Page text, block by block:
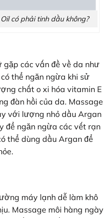
có phải tinh dầu không?
gặp các vấn đề về da như
thể ngăn ngừa khi sử
chất o xi hóa vitamin E
đàn hồi của da. Massage
với lượng nhỏ dầu Argan
để ngăn ngừa các vết rạn
thể dùng dầu Argan để
máy lạnh dễ làm khô
Massage môi hàng ngày